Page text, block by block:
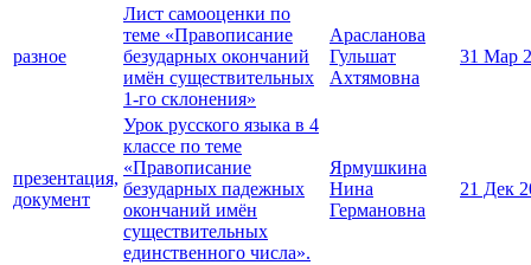
разное
Лист самооценки по
теме «Правописание
безударных окончаний
имён существительных
1-го склонения»
Арасланова
Гульшат
Ахтямовна
31 Мар
презентация,
документ
Урок русского языка в 4
классе по теме
«Правописание
безударных падежных
окончаний имён
существительных
единственного числа».
Ярмушкина
Нина
Германовна
21 Дек